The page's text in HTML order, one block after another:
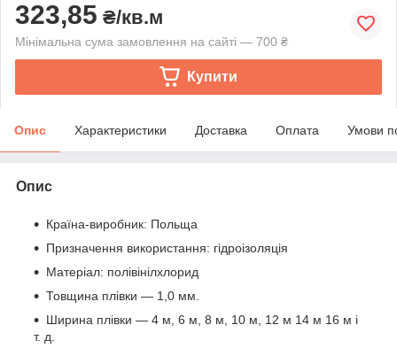
323,85 ₴/кв.м
Мінімальна сума замовлення на сайті — 700 ₴
Купити
Опис Характеристики Доставка Оплата Умови
Опис
Країна-виробник: Польща
Призначення використання: гідроізоляція
Матеріал: полівінілхлорид
Товщина плівки ― 1,0 мм.
Ширина плівки ― 4 м, 6 м, 8 м, 10 м, 12 м 14 м 16 м і
т. д.